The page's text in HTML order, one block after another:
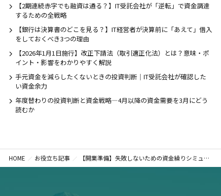
【2期連続赤字でも融資は通る？】IT受託会社が「逆転」で資金調達
するための全戦略
【銀行は決算書のどこを見る？】IT経営者が決算前に「あえて」借入
をしておくべき3つの理由
【2026年1月1日施行】改正下請法（取引適正化法）とは？意味・ポ
イント・影響をわかりやすく解説
手元資金を減らしたくないときの投資判断｜IT受託会社が確認した
い資金余力
年度替わりの投資判断と資金戦略―4月以降の資金需要を3月にどう
読むか
HOME お役立ち記事 【開業準備】失敗しないための資金繰りシミュレーションの作り方選択肢